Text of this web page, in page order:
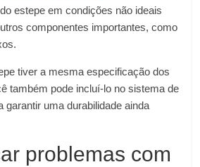
estepe em condições não ideais
componentes importantes, como
tiver a mesma especificação dos
também pode incluí-lo no sistema de
garantir uma durabilidade ainda
problemas com